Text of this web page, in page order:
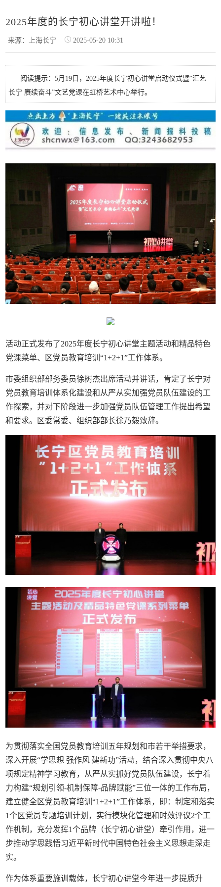
2025年度的长宁初心讲堂开讲啦！
来源：上海长宁 2025-05-20 10:31
阅读提示：5月19日，2025年度长宁初心讲堂启动仪式暨“汇艺
长宁 赓续奋斗”文艺党课在虹桥艺术中心举行。
活动正式发布了2025年度长宁初心讲堂主题活动和精品特色
党课菜单、区党员教育培训“1+2+1”工作体系。
市委组织部部务委员徐树杰出席活动并讲话，肯定了长宁对
党员教育培训体系化建设和从严从实加强党员队伍建设的工
作探索，并对下阶段进一步加强党员队伍管理工作提出希望
和要求。区委常委、组织部部长徐乃毅致辞。
为贯彻落实全国党员教育培训五年规划和市若干举措要求，
深入开展“学思想 强作风 建新功”活动，结合深入贯彻中央八
项规定精神学习教育，从严从实抓好党员队伍建设，长宁着
力构建“规划引领-机制保障-品牌赋能”三位一体的工作布局，
建立健全区党员教育培训“1+2+1”工作体系，即：制定和落实
1个区党员专题培训计划，实行模块化管理和时效评议2个工
作机制，充分发挥1个品牌（长宁初心讲堂）牵引作用，进一
步推动学思践悟习近平新时代中国特色社会主义思想走深走
实。
作为体系重要施训载体，长宁初心讲堂今年进一步提质升